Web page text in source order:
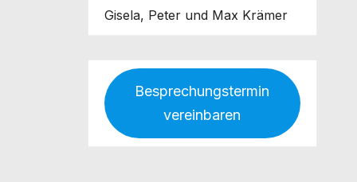
Gisela, Peter und Max Krämer
Besprechungstermin
vereinbaren